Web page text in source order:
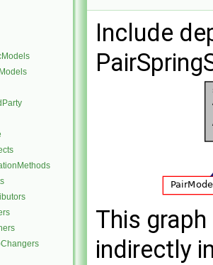
Include
This
indirectly